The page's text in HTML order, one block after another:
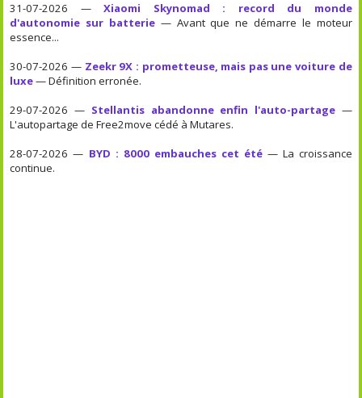
31-07-2026 —Xiaomi Skynomad : record du monde
d'autonomie sur batterie — Avant que ne démarre le moteur
essence...
30-07-2026 — Zeekr 9X : prometteuse, mais pas une voiture de
luxe— Définition erronée.
29-07-2026 — Stellantis abandonne enfin l'auto-partage—
L'autopartage de Free2move cédé à Mutares.
28-07-2026 — BYD : 8000 embauches cet été— La croissance
continue.